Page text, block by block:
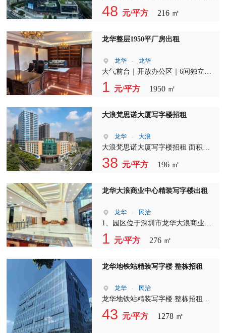
商业红本，业主直租！216平，双面
采光，报价48元/平！
48 元/平方 216 ㎡
龙华整层1950平厂房出租
龙华 - 龙华
大气前台｜开放办公区｜6间独立办
公室｜ 现成精装、即租即用、办公
生产仓储一体化 适配电子、研发、
看，手慢无??
1 元/平方 1950 ㎡
大浪梵思诺大厦写字楼招租
龙华 - 大浪
大浪梵思诺大厦写字楼招租 面积：
196平 租金：38元 精装修办公室已装
好，可随时拎包入住。（适合创业型
38 元/平方 196 ㎡
龙华大浪商业中心精装写字楼出租
龙华 - 民治
1、园区位于深圳市龙华大浪商业中
心附近，马路边园区，交通便利位置
佳。 2、楼上276平精装修，5+1格
贸易、研发、等其他行业，随时可看
园区形象好空地大，停车位充足，园
区及周围配备齐全，欢迎各位老板实
地考察， 深圳、东莞、惠州有现成
厂房、地皮、写字楼、公寓出售，面
1 元/平方 276 ㎡
龙华地铁站精装写字楼 整栋招租
龙华 - 民治
龙华地铁站精装写字楼 整栋招租，
共三层 两押一租 带精装修 原房东 使
用率90 一层412平、二层402平、三
43 元/平方 1278 ㎡